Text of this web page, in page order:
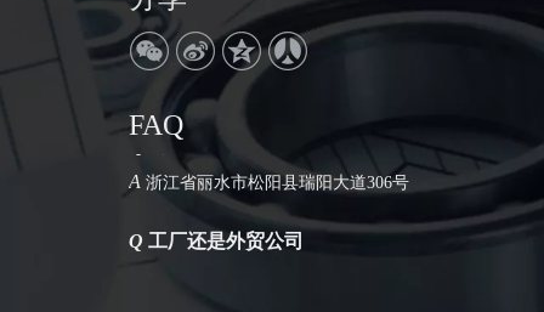
FAQ
Q公司地址在哪里
A 浙江省丽水市松阳县瑞阳大道306号
Q 工厂还是外贸公司